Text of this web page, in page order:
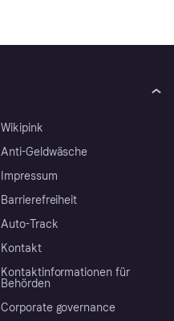
Wikipink
Anti-Geldwäsche
Impressum
Barrierefreiheit
Auto-Track
Kontakt
Kontaktinformationen für
Behörden
Corporate governance